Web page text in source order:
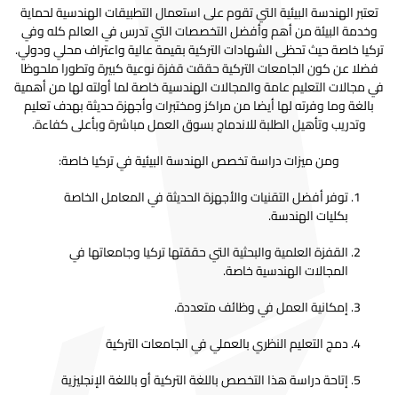
تعتبر الهندسة البيئية التي تقوم على استعمال التطبيقات الهندسية لحماية
وخدمة البيئة من أهم وأفضل التخصصات التي تدرس في العالم كله وفي
تركيا خاصة حيث تحظى الشهادات التركية بقيمة عالية واعتراف محلي ودولي.
فضلا عن كون الجامعات التركية حققت قفزة نوعية كبيرة وتطورا ملحوظا
في مجالات التعليم عامة والمجالات الهندسية خاصة لما أولته لها من أهمية
بالغة وما وفرته لها أيضا من مراكز ومختبرات وأجهزة حديثة بهدف تعليم
وتدريب وتأهيل الطلبة للاندماج بسوق العمل مباشرة وبأعلى كفاءة.
ومن ميزات دراسة تخصص الهندسة البيئية في تركيا خاصة:
توفر أفضل التقنيات والأجهزة الحديثة في المعامل الخاصة
بكليات الهندسة.
القفزة العلمية والبحثية التي حققتها تركيا وجامعاتها في
المجالات الهندسية خاصة.
إمكانية العمل في وظائف متعددة.
دمج التعليم النظري بالعملي في الجامعات التركية
إتاحة دراسة هذا التخصص باللغة التركية أو باللغة الإنجليزية